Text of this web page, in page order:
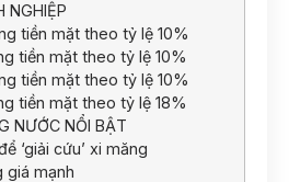
NGHIỆP
tiền mặt theo tỷ lệ 10%
tiền mặt theo tỷ lệ 10%
tiền mặt theo tỷ lệ 10%
tiền mặt theo tỷ lệ 18%
NƯỚC NỔI BẬT
‘giải cứu’ xi măng
giá mạnh